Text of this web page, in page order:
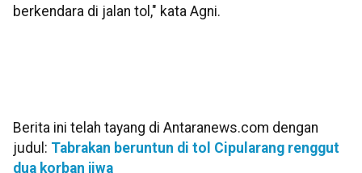
berkendara di jalan tol," kata Agni.
Berita ini telah tayang di Antaranews.com dengan
judul: Tabrakan beruntun di tol Cipularang renggut
dua korban jiwa